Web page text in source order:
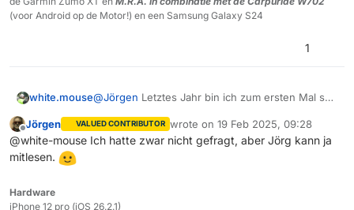
(voor Android op de Motor!) en een Samsung Galaxy S24
1
white.mouse@Jörgen Letztes Jahr bin ich zum ersten Mal seit
Norwegen gefahren. Früher habe ich die Fähre
an der Spitze von Dänemark genommen. Das ist
die Überfahrt wieder nach Hirtshals gefahren,
Offline
Jörgen VALUED CONTRIBUTOR wrote on 19 Feb 2025, 09:28
last edited by
@white-mouse Ich hatte zwar nicht gefragt, aber Jörg kann ja
mitlesen.
Hardware
iPhone 12 pro (iOS 26.2.1)